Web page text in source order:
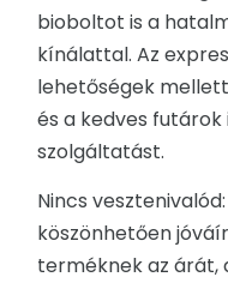
bioboltot is a
kínálattal. Az
lehetőségek
és a kedves
szolgáltatást.
Nincs
köszönhetően
terméknek az árát,